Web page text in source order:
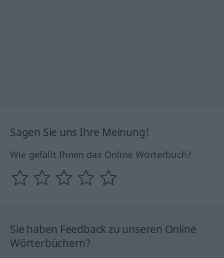
Sagen Sie uns Ihre Meinung!
Wie gefällt Ihnen das Online Wörterbuch?
Sie haben Feedback zu unseren Online
Wörterbüchern?